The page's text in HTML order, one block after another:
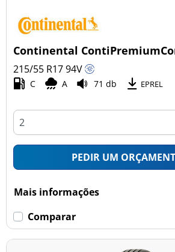
Continental
215/55 R1794V
C A 71 db EPREL
PEDIR UM
Mais informações
Comparar